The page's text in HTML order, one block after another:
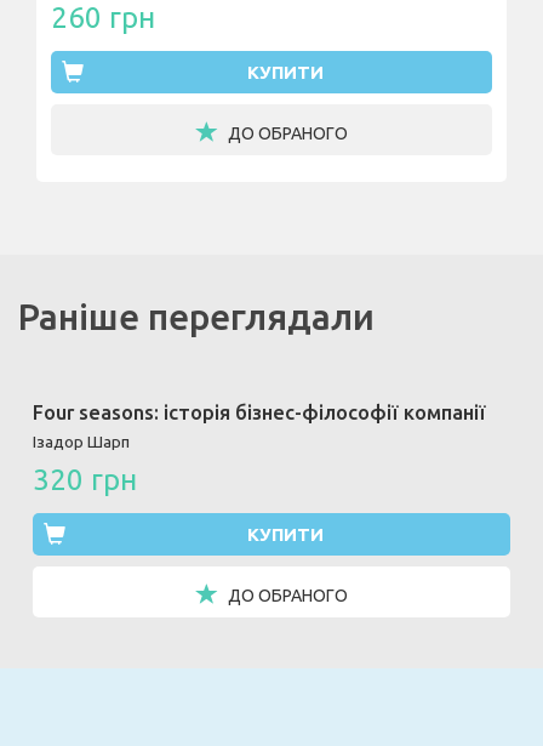
260 грн
КУПИТИ
ДО ОБРАНОГО
Раніше переглядали
Four seasons: історія бізнес-філософії компанії
Ізадор Шарп
320 грн
КУПИТИ
ДО ОБРАНОГО